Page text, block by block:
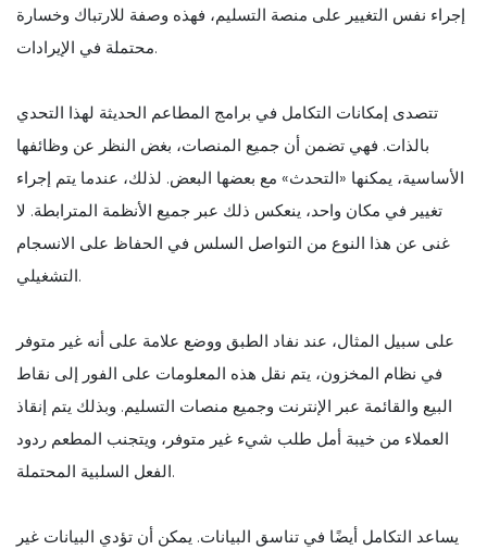
إجراء نفس التغيير على منصة التسليم، فهذه وصفة للارتباك وخسارة
محتملة في الإيرادات.
تتصدى إمكانات التكامل في برامج المطاعم الحديثة لهذا التحدي
بالذات. فهي تضمن أن جميع المنصات، بغض النظر عن وظائفها
الأساسية، يمكنها «التحدث» مع بعضها البعض. لذلك، عندما يتم إجراء
تغيير في مكان واحد، ينعكس ذلك عبر جميع الأنظمة المترابطة. لا
غنى عن هذا النوع من التواصل السلس في الحفاظ على الانسجام
التشغيلي.
على سبيل المثال، عند نفاد الطبق ووضع علامة على أنه غير متوفر
في نظام المخزون، يتم نقل هذه المعلومات على الفور إلى نقاط
البيع والقائمة عبر الإنترنت وجميع منصات التسليم. وبذلك يتم إنقاذ
العملاء من خيبة أمل طلب شيء غير متوفر، ويتجنب المطعم ردود
الفعل السلبية المحتملة.
يساعد التكامل أيضًا في تناسق البيانات. يمكن أن تؤدي البيانات غير